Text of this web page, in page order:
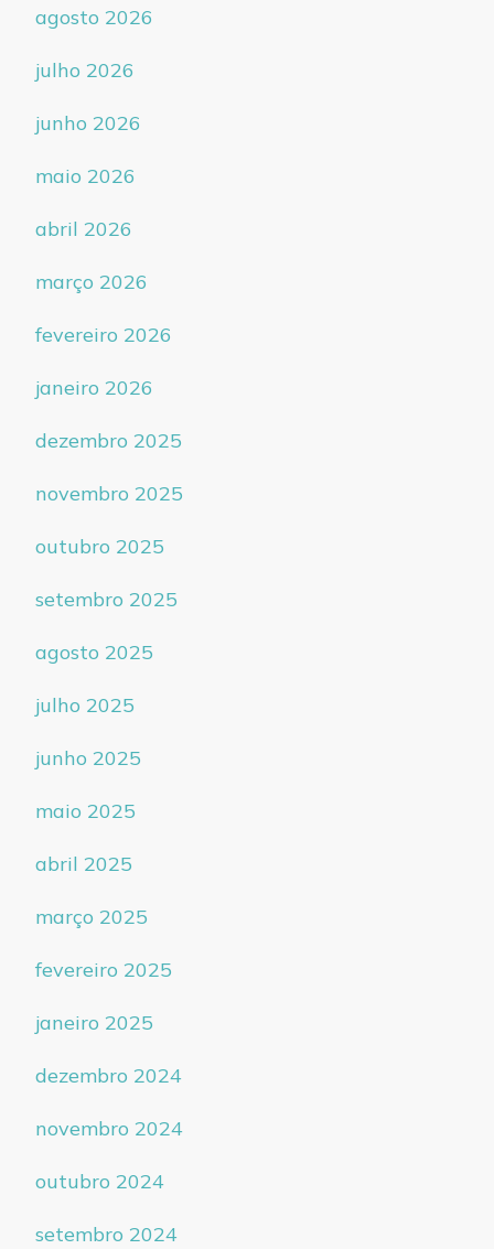
agosto 2026
julho 2026
junho 2026
maio 2026
abril 2026
março 2026
fevereiro 2026
janeiro 2026
dezembro 2025
novembro 2025
outubro 2025
setembro 2025
agosto 2025
julho 2025
junho 2025
maio 2025
abril 2025
março 2025
fevereiro 2025
janeiro 2025
dezembro 2024
novembro 2024
outubro 2024
setembro 2024